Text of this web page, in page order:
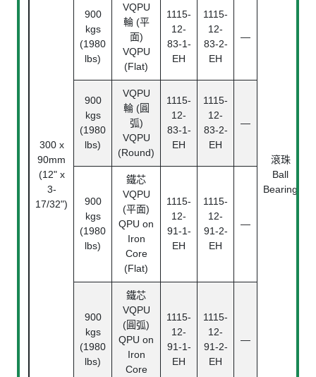
300 x
90mm
(12" x
3-
17/32")
滾珠
Ball
Bearing
900
kgs
(1980
lbs)
VQPU
輪 (平
面)
VQPU
(Flat)
1115-
12-
83-1-
EH
1115-
12-
83-2-
EH
—
900
kgs
(1980
lbs)
VQPU
輪 (圓
弧)
VQPU
(Round)
1115-
12-
83-1-
EH
1115-
12-
83-2-
EH
—
900
kgs
(1980
lbs)
鐵芯
VQPU
(平面)
QPU on
Iron
Core
(Flat)
1115-
12-
91-1-
EH
1115-
12-
91-2-
EH
—
900
kgs
(1980
lbs)
鐵芯
VQPU
(圓弧)
QPU on
Iron
Core
1115-
12-
91-1-
EH
1115-
12-
91-2-
EH
—